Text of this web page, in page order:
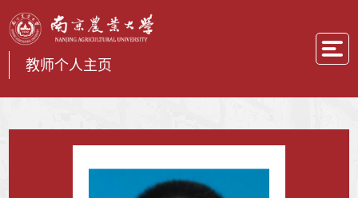
教师个人主页